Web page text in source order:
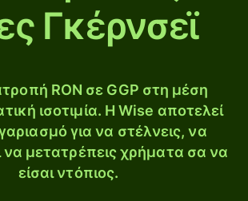
Γκέρνσεϊ
RON σε GGP στη μέση
ισοτιμία. Η Wise αποτελεί
για να στέλνεις, να
μετατρέπεις χρήματα σα να
είσαι ντόπιος.